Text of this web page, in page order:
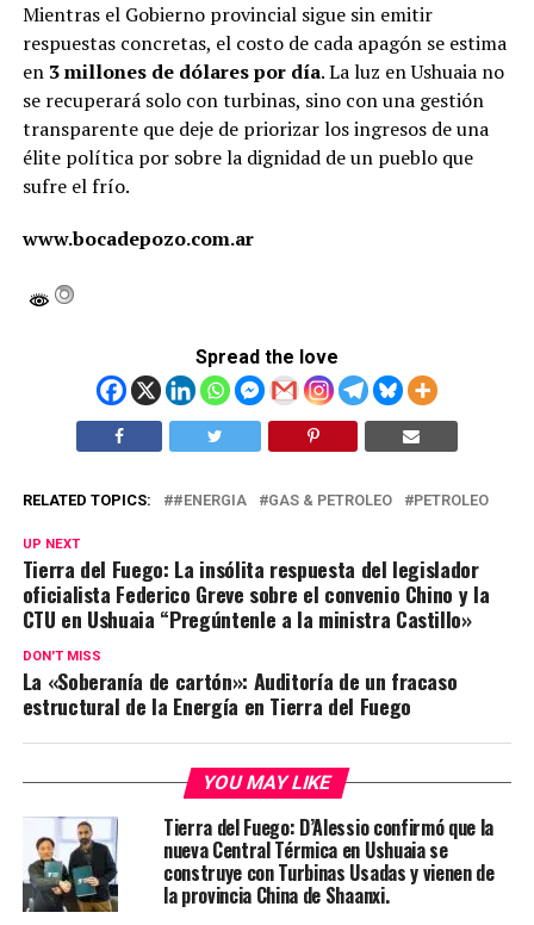
Mientras el Gobierno provincial sigue sin emitir
respuestas concretas, el costo de cada apagón se estima
en 3 millones de dólares por día. La luz en Ushuaia no
se recuperará solo con turbinas, sino con una gestión
transparente que deje de priorizar los ingresos de una
élite política por sobre la dignidad de un pueblo que
sufre el frío.
www.bocadepozo.com.ar
Spread the love
RELATED TOPICS: #ENERGIA GAS & PETROLEO PETROLEO
UP NEXT
Tierra del Fuego: La insólita respuesta del legislador
oficialista Federico Greve sobre el convenio Chino y la
CTU en Ushuaia “Pregúntenle a la ministra Castillo»
DON'T MISS
La «Soberanía de cartón»: Auditoría de un fracaso
estructural de la Energía en Tierra del Fuego
YOU MAY LIKE
Tierra del Fuego: D’Alessio confirmó que la
nueva Central Térmica en Ushuaia se
construye con Turbinas Usadas y vienen de
la provincia China de Shaanxi.